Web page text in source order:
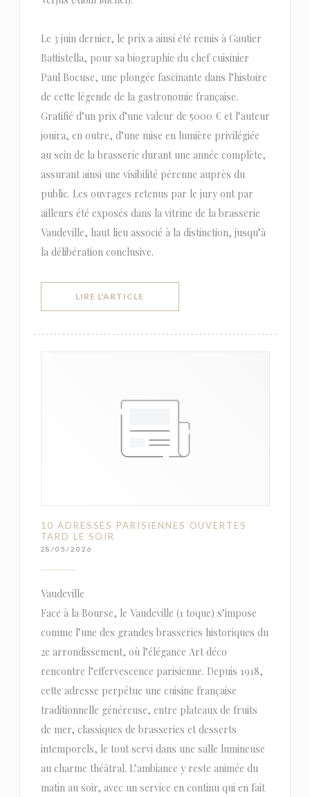
Le 3 juin dernier, le prix a ainsi été remis à Gautier
Battistella, pour sa biographie du chef cuisinier
Paul Bocuse, une plongée fascinante dans l’histoire
de cette légende de la gastronomie française.
Gratifié d’un prix d’une valeur de 5000 € et l’auteur
jouira, en outre, d’une mise en lumière privilégiée
au sein de la brasserie durant une année complète,
assurant ainsi une visibilité pérenne auprès du
public. Les ouvrages retenus par le jury ont par
ailleurs été exposés dans la vitrine de la brasserie
Vaudeville, haut lieu associé à la distinction, jusqu’à
la délibération conclusive.
LIRE L'ARTICLE
10 ADRESSES PARISIENNES OUVERTES
TARD LE SOIR
28/05/2026
Vaudeville
Face à la Bourse, le Vaudeville (1 toque) s’impose
comme l’une des grandes brasseries historiques du
2e arrondissement, où l’élégance Art déco
rencontre l’effervescence parisienne. Depuis 1918,
cette adresse perpétue une cuisine française
traditionnelle généreuse, entre plateaux de fruits
de mer, classiques de brasseries et desserts
intemporels, le tout servi dans une salle lumineuse
au charme théâtral. L’ambiance y reste animée du
matin au soir, avec un service en continu qui en fait